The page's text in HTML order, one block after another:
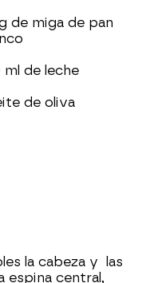
de miga de pan
ml de leche
de oliva
la cabeza y las
espina central,